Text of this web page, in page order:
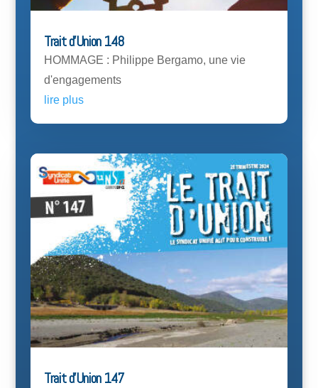
Trait d’Union 148
HOMMAGE : Philippe Bergamo, une vie
d'engagements
lire plus
Trait d’Union 147